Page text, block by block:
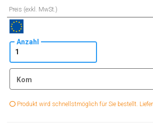
Preis (exkl. MwSt.)
Anzahl
Kom
Produkt wird schnellstmöglich für Sie bestellt.